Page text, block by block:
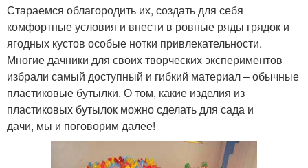
Стараемся облагородить их, создать для себя
комфортные условия и внести в ровные ряды грядок и
ягодных кустов особые нотки привлекательности.
Многие дачники для своих творческих экспериментов
избрали самый доступный и гибкий материал – обычные
пластиковые бутылки. О том, какие изделия из
пластиковых бутылок можно сделать для сада и
дачи, мы и поговорим далее!